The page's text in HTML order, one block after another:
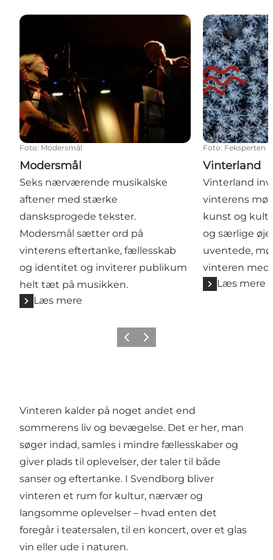
Modersmål
Foto: Modersmål
Modersmål
Seks nærværende musikalske
aftener med stærke
dansksprogede tekster.
Modersmål sætter ord på
vinterens eftertanke, fællesskab
og identitet og inviterer publikum
helt tæt på musikken.
Læs mere
Vinterland
Foto: Feksperten
Vinterland
Vinterland
vinterens
kunst og
og særlige
uventede,
vinteren med
Læs mere
Forrige billede
Næste billede
Vinteren kalder på noget andet end
sommerens liv og bevægelse. Det er her, man
søger indad, samles i mindre fællesskaber og
giver plads til oplevelser, der taler til både
sanser og eftertanke. I Svendborg bliver
vinteren et rum for kultur, nærvær og
langsomme oplevelser – hvad enten det
foregår i teatersalen, til en koncert, over et glas
vin eller ude i naturen.